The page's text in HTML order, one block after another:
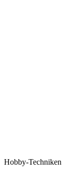
Hobby-Techniken